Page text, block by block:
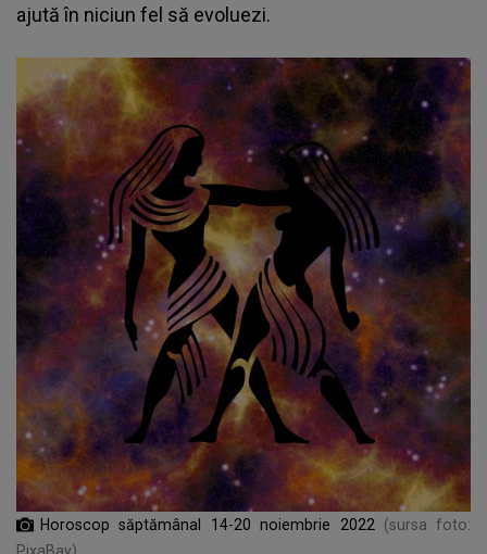
ajută în niciun fel să evoluezi.
Horoscop săptămânal 14-20 noiembrie 2022
(sursa foto: